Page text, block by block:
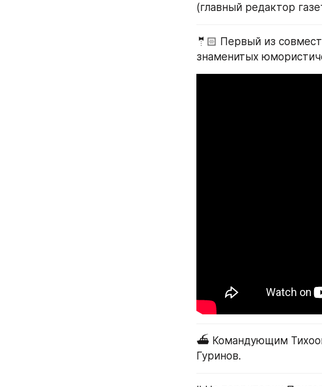
(главный редактор
🤵🏻 Первый из
знаменитых
⛴ Командующим
Гуринов.